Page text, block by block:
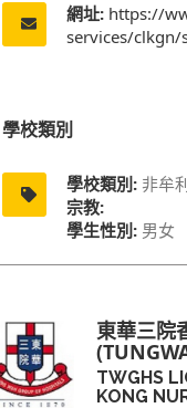
網址: https://
services/
學校類別
學校類別: 非牟
宗教:
學生性別: 男女
東華三院
TWGHS
KONG